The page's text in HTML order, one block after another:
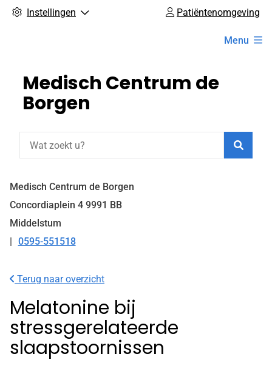
Instellingen Patiëntenomgeving
Menu
Medisch Centrum de
Borgen
Medisch Centrum de Borgen
Concordiaplein 4 9991 BB
Middelstum
Tel:
0595-551518
Terug naar overzicht
Melatonine bij
stressgerelateerde
slaapstoornissen